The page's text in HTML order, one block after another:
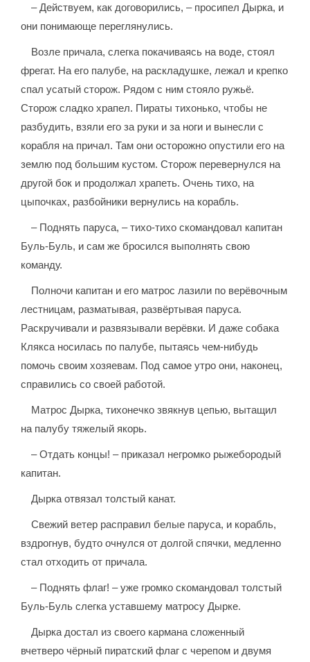
– Действуем, как договорились, – просипел Дырка, и
они понимающе переглянулись.
Возле причала, слегка покачиваясь на воде, стоял
фрегат. На его палубе, на раскладушке, лежал и крепко
спал усатый сторож. Рядом с ним стояло ружьё.
Сторож сладко храпел. Пираты тихонько, чтобы не
разбудить, взяли его за руки и за ноги и вынесли с
корабля на причал. Там они осторожно опустили его на
землю под большим кустом. Сторож перевернулся на
другой бок и продолжал храпеть. Очень тихо, на
цыпочках, разбойники вернулись на корабль.
– Поднять паруса, – тихо-тихо скомандовал капитан
Буль-Буль, и сам же бросился выполнять свою
команду.
Полночи капитан и его матрос лазили по верёвочным
лестницам, разматывая, развёртывая паруса.
Раскручивали и развязывали верёвки. И даже собака
Клякса носилась по палубе, пытаясь чем-нибудь
помочь своим хозяевам. Под самое утро они, наконец,
справились со своей работой.
Матрос Дырка, тихонечко звякнув цепью, вытащил
на палубу тяжелый якорь.
– Отдать концы! – приказал негромко рыжебородый
капитан.
Дырка отвязал толстый канат.
Свежий ветер расправил белые паруса, и корабль,
вздрогнув, будто очнулся от долгой спячки, медленно
стал отходить от причала.
– Поднять флаг! – уже громко скомандовал толстый
Буль-Буль слегка уставшему матросу Дырке.
Дырка достал из своего кармана сложенный
вчетверо чёрный пиратский флаг с черепом и двумя